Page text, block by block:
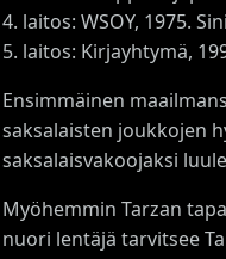
4. laitos: WSOY, 1975.
5. laitos: Kirjayhtymä,
Ensimmäinen
saksalaisten joukkojen
saksalaisvakoojaksi
Myöhemmin Tarzan
nuori lentäjä tarvitsee